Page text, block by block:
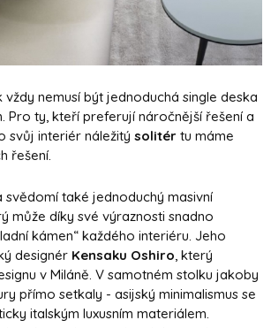
nemusí být jednoduchá single deska
Pro ty, kteří preferují náročnější řešení a
svůj interiér náležitý solitér tu máme
řešení.
svědomí také jednoduchý masivní
může díky své výraznosti snadno
kámen“ každého interiéru. Jeho
designér Kensaku Oshiro, který
v Miláně. V samotném stolku jakoby
přímo setkaly - asijský minimalismus se
italským luxusním materiálem.